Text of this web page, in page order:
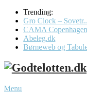
Trending:
Gro Clock –
CAMA
Abeleg.dk
Børneweb og
Menu